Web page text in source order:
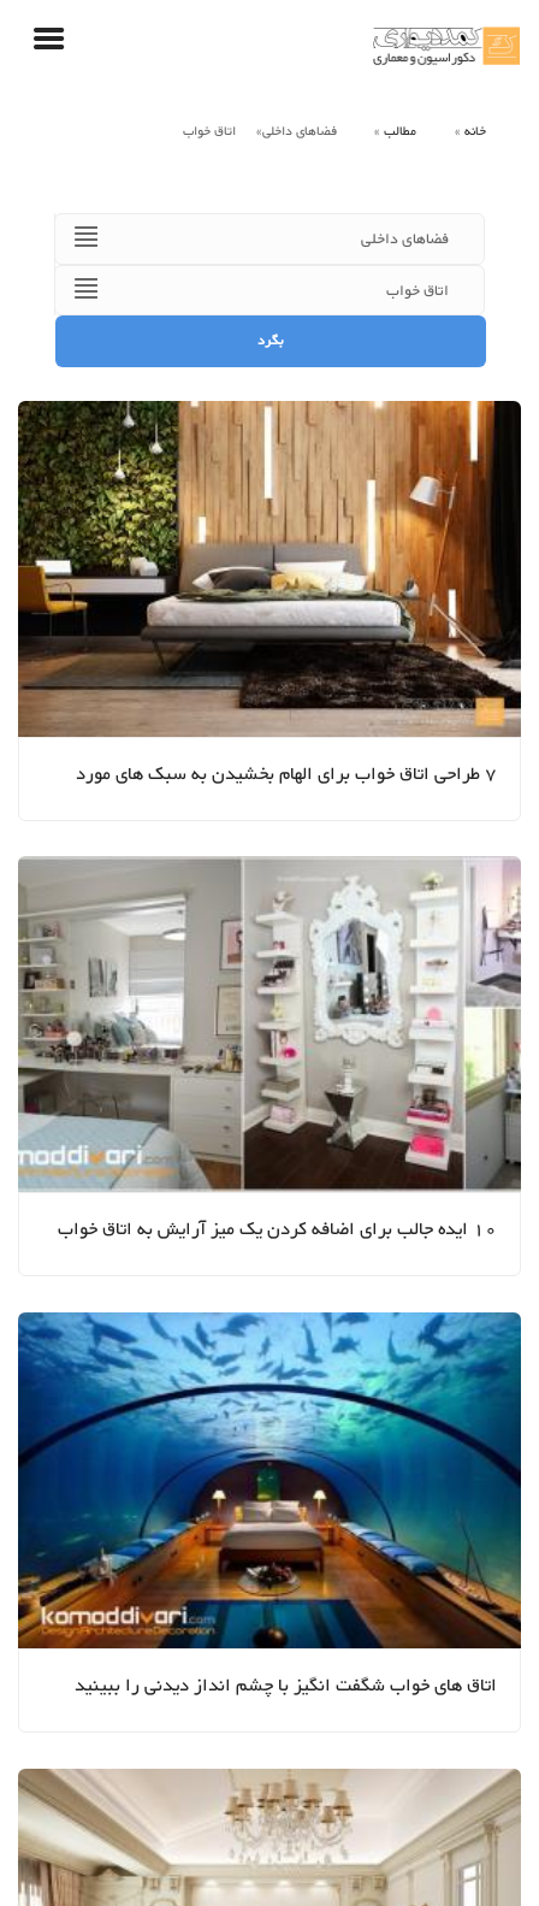
خانه مطالب فضاهای داخلی اتاق خواب
7 طراحی اتاق خواب برای الهام بخشیدن به سبک های مورد
10 ایده جالب برای اضافه کردن یک میز آرایش به اتاق خواب
اتاق های خواب شگفت انگیز با چشم انداز دیدنی را ببینید